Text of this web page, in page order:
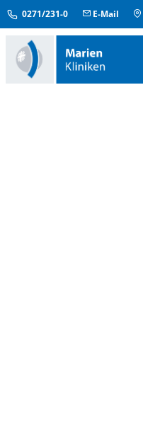
0271/231-0 E-Mail